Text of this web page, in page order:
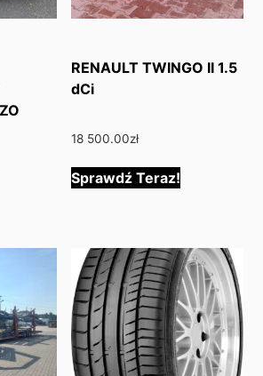
RENAULT TWINGO II 1.5
dCi
18 500.00zł
Sprawdź Teraz!